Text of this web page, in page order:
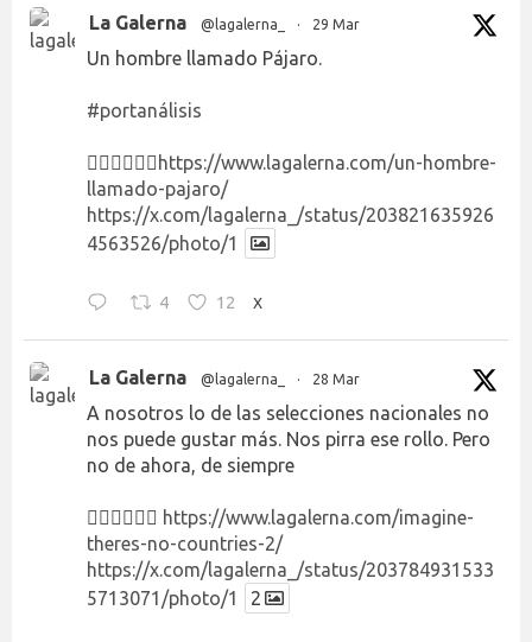
La Galerna @lagalerna_ · 29 Mar
Un hombre llamado Pájaro.
#portanálisis
👉🏻👉🏻👉🏻 https://www.lagalerna.com/un-hombre-
llamado-pajaro/
https://x.com/lagalerna_/status/203821635926
4563526/photo/1
4 12 X
La Galerna @lagalerna_ · 28 Mar
A nosotros lo de las selecciones nacionales no
nos puede gustar más. Nos pirra ese rollo. Pero
no de ahora, de siempre
👉🏻👉🏻👉🏻 https://www.lagalerna.com/imagine-
theres-no-countries-2/
https://x.com/lagalerna_/status/203784931533
5713071/photo/1
2